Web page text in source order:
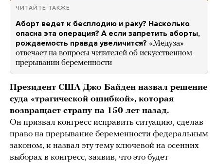
ЧИТАЙТЕ ТАКЖЕ
Аборт ведет к бесплодию и раку? Насколько
опасна эта операция? А если запретить аборты,
рождаемость правда увеличится? «Медуза»
отвечает на вопросы читателей об искусственном
прерывании беременности
Президент США Джо Байден назвал решение
суда «трагической ошибкой», которая
возвращает страну на 150 лет назад.
Он призвал конгресс исправить ситуацию, сделав
право на прерывание беременности федеральным
законом, и назвал эту тему ключевой на осенних
выборах в конгресс, заявив, что это будет